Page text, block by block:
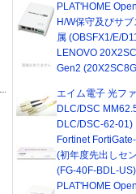
PLAT'HOME
H/W保守及びサ
属 (OBSFX1/E/
LENOVO
Gen2
エイム電子 光フ
DLC/DSC
DLC/DSC-62-01)
Fortinet
(初年度先出しセ
(FG-40F-BDL-US)
PLAT'HOME